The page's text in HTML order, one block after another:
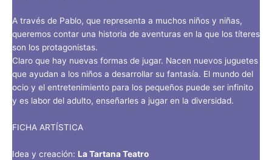
A través de Pablo, que representa a muchos niños y niñas,
queremos contar una historia de aventuras en la que los títeres
son los protagonistas.
Claro que hay nuevas formas de jugar. Nacen nuevos juguetes
que ayudan a los niños a desarrollar su fantasía. El mundo del
ocio y el entretenimiento para los pequeños puede ser infinito
y es labor del adulto, enseñarles a jugar en la diversidad.
FICHA ARTÍSTICA
Idea y creación: La Tartana Teatro